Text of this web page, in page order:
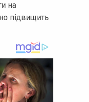
на
підвищить